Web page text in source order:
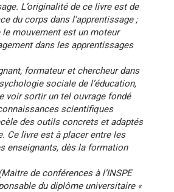
L’originalité de ce livre est de
du corps dans l’apprentissage ;
mouvement est un moteur
dans les apprentissages
formateur et chercheur dans
sociale de l’éducation,
voir sortir un tel ouvrage fondé
scientifiques
des outils concrets et adaptés
Ce livre est à placer entre les
enseignants, dès la formation
de conférences à l’INSPE
du diplôme universitaire «